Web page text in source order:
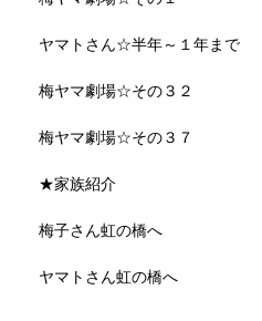
ヤマトさん☆半年～１年まで
梅ヤマ劇場☆その３２
梅ヤマ劇場☆その３７
★家族紹介
梅子さん虹の橋へ
ヤマトさん虹の橋へ